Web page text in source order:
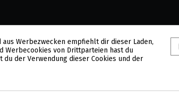
Werbezwecken empfiehlt dir dieser Laden,
Werbecookies von Drittparteien hast du
der Verwendung dieser Cookies und der